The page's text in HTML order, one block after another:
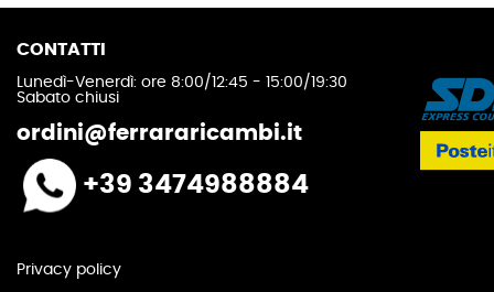
CONTATTI
Lunedì-Venerdì: ore 8:00/12:45 - 15:00/19:30
Sabato chiusi
ordini@ferrararicambi.it
+39 3474988884
Privacy policy